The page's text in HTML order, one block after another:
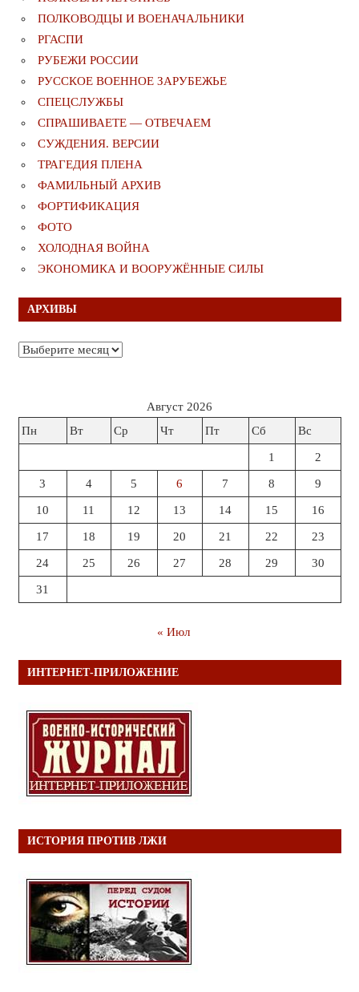
ПОЛКОВОДЦЫ И ВОЕНАЧАЛЬНИКИ
РГАСПИ
РУБЕЖИ РОССИИ
РУССКОЕ ВОЕННОЕ ЗАРУБЕЖЬЕ
СПЕЦСЛУЖБЫ
СПРАШИВАЕТЕ — ОТВЕЧАЕМ
СУЖДЕНИЯ. ВЕРСИИ
ТРАГЕДИЯ ПЛЕНА
ФАМИЛЬНЫЙ АРХИВ
ФОРТИФИКАЦИЯ
ФОТО
ХОЛОДНАЯ ВОЙНА
ЭКОНОМИКА И ВООРУЖЁННЫЕ СИЛЫ
АРХИВЫ
Архивы
Август 2026
Пн
Вт Ср Чт Пт Сб Вс
1 2
3 4 5 6 7 8 9
10 11 12 13 14 15 16
17 18 19 20 21 22 23
24 25 26 27 28 29 30
31
« Июл
ИНТЕРНЕТ-ПРИЛОЖЕНИЕ
ИСТОРИЯ ПРОТИВ ЛЖИ